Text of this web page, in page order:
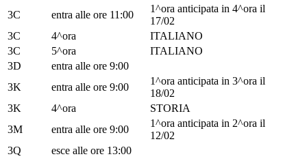
3C
entra alle ore 11:00
1^ora anticipata in 4^ora il
17/02
3C
4^ora
ITALIANO
3C
5^ora
ITALIANO
3D
entra alle ore 9:00
3K
entra alle ore 9:00
1^ora anticipata in 3^ora il
18/02
3K
4^ora
STORIA
3M
entra alle ore 9:00
1^ora anticipata in 2^ora il
12/02
3Q
esce alle ore 13:00